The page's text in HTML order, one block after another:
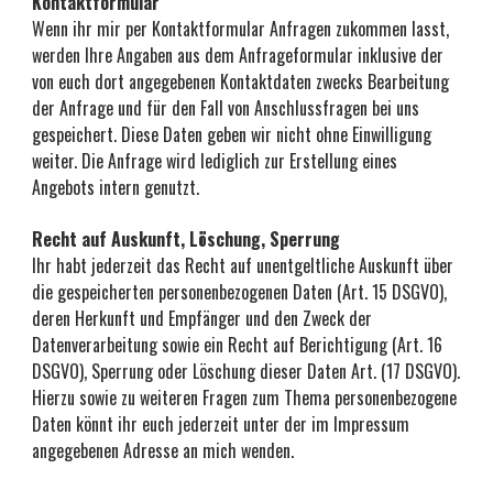
Wenn ihr mir per Kontaktformular Anfragen zukommen lasst,
werden Ihre Angaben aus dem Anfrageformular inklusive der
von euch dort angegebenen Kontaktdaten zwecks Bearbeitung
der Anfrage und für den Fall von Anschlussfragen bei uns
gespeichert. Diese Daten geben wir nicht ohne Einwilligung
weiter. Die Anfrage wird lediglich zur Erstellung eines
Angebots intern genutzt.
Recht auf Auskunft, Löschung, Sperrung
Ihr habt jederzeit das Recht auf unentgeltliche Auskunft über
die gespeicherten personenbezogenen Daten (Art. 15 DSGVO),
deren Herkunft und Empfänger und den Zweck der
Datenverarbeitung sowie ein Recht auf Berichtigung (Art. 16
DSGVO), Sperrung oder Löschung dieser Daten Art. (17 DSGVO).
Hierzu sowie zu weiteren Fragen zum Thema personenbezogene
Daten könnt ihr euch jederzeit unter der im Impressum
angegebenen Adresse an mich wenden.